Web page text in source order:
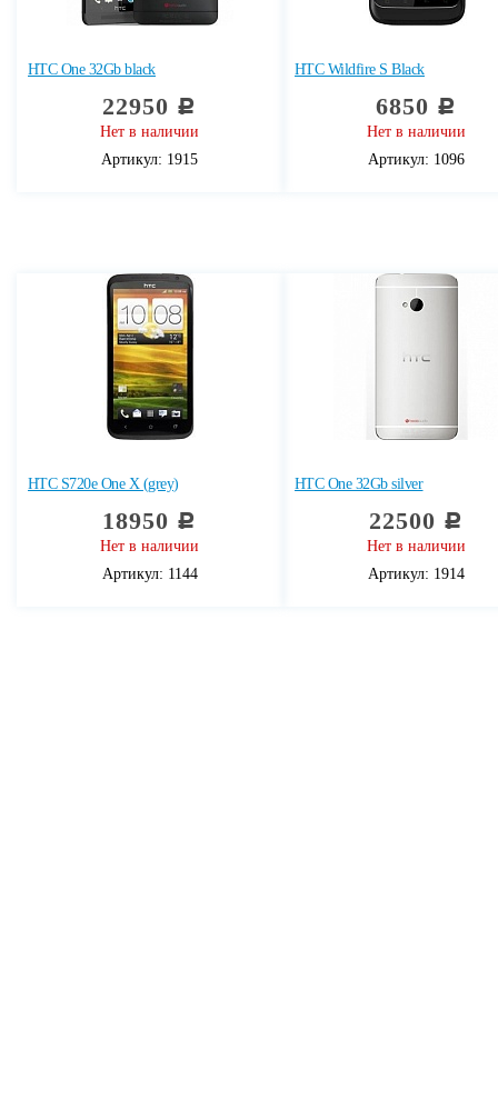
HTC One 32Gb black
22950 c
Нет в наличии
Артикул: 1915
HTC Wildfire S Black
6850 c
Нет в наличии
Артикул: 1096
HTC S720e One X (grey)
18950 c
Нет в наличии
Артикул: 1144
HTC One 32Gb silver
22500 c
Нет в наличии
Артикул: 1914